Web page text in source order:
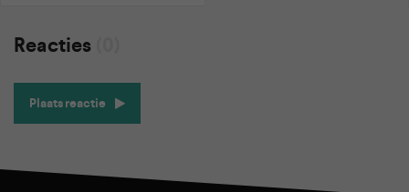
Reacties
Plaats reactie